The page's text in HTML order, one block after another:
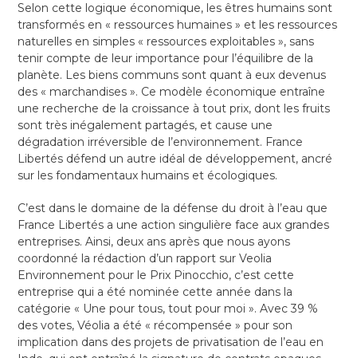
Selon cette logique économique, les êtres humains sont
transformés en « ressources humaines » et les ressources
naturelles en simples « ressources exploitables », sans
tenir compte de leur importance pour l’équilibre de la
planète. Les biens communs sont quant à eux devenus
des « marchandises ». Ce modèle économique entraîne
une recherche de la croissance à tout prix, dont les fruits
sont très inégalement partagés, et cause une
dégradation irréversible de l’environnement. France
Libertés défend un autre idéal de développement, ancré
sur les fondamentaux humains et écologiques.
C’est dans le domaine de la défense du droit à l’eau que
France Libertés a une action singulière face aux grandes
entreprises. Ainsi, deux ans après que nous ayons
coordonné la rédaction d’un rapport sur Veolia
Environnement pour le Prix Pinocchio, c’est cette
entreprise qui a été nominée cette année dans la
catégorie « Une pour tous, tout pour moi ». Avec 39 %
des votes, Véolia a été « récompensée » pour son
implication dans des projets de privatisation de l’eau en